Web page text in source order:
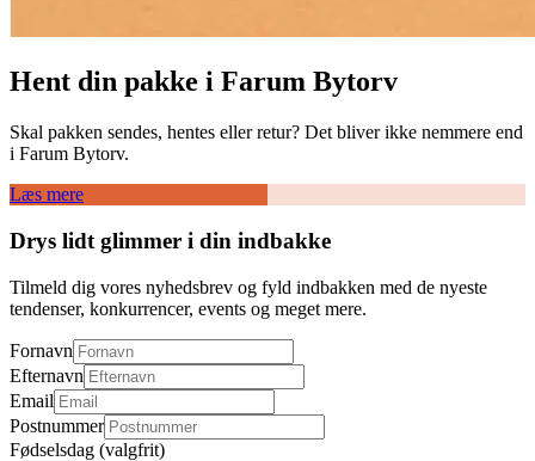
Hent din pakke i Farum Bytorv
Skal pakken sendes, hentes eller retur? Det bliver ikke nemmere end
i Farum Bytorv.
Læs mere
Drys lidt glimmer i din indbakke
Tilmeld dig vores nyhedsbrev og fyld indbakken med de nyeste
tendenser, konkurrencer, events og meget mere.
Fornavn
Efternavn
Email
Postnummer
Fødselsdag (valgfrit)